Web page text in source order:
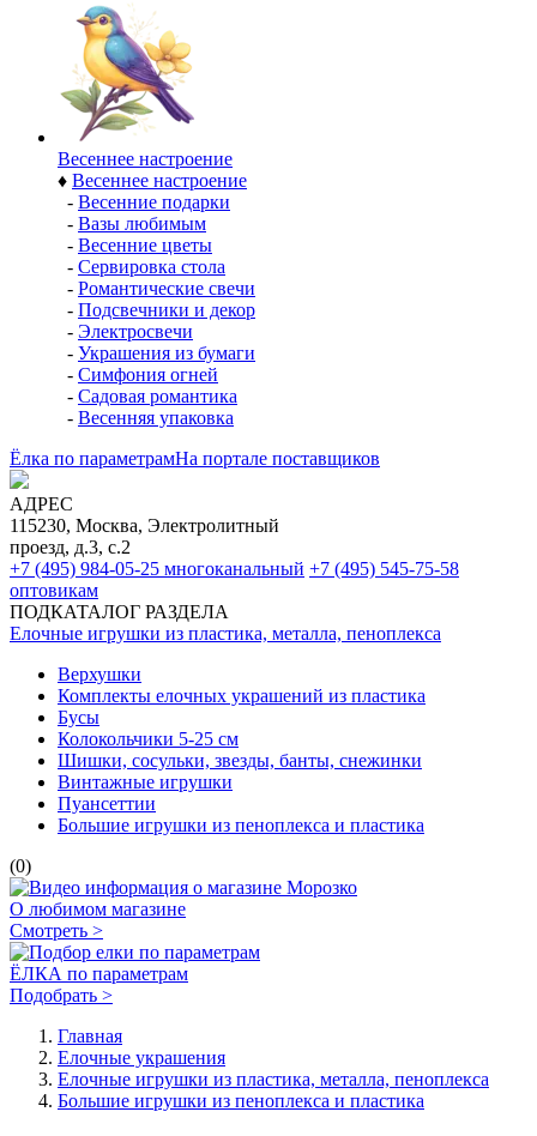
Весеннее настроение
♦ Весеннее настроение
- Весенние подарки
- Вазы любимым
- Весенние цветы
- Сервировка стола
- Романтические свечи
- Подсвечники и декор
- Электросвечи
- Украшения из бумаги
- Симфония огней
- Садовая романтика
- Весенняя упаковка
Ёлка по параметрамНа портале поставщиков
АДРЕС
115230, Москва, Электролитный
проезд, д.3, с.2
+7 (495) 984-05-25 многоканальный +7 (495) 545-75-58
оптовикам
ПОДКАТАЛОГ РАЗДЕЛА
Елочные игрушки из пластика, металла, пеноплекса
Верхушки
Комплекты елочных украшений из пластика
Бусы
Колокольчики 5-25 см
Шишки, сосульки, звезды, банты, снежинки
Винтажные игрушки
Пуансеттии
Большие игрушки из пеноплекса и пластика
(0)
О любимом магазине
Смотреть >
ЁЛКА по параметрам
Подобрать >
Главная
Елочные украшения
Елочные игрушки из пластика, металла, пеноплекса
Большие игрушки из пеноплекса и пластика